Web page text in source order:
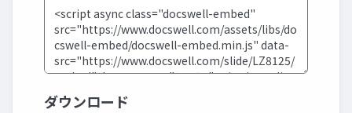
ダウンロード